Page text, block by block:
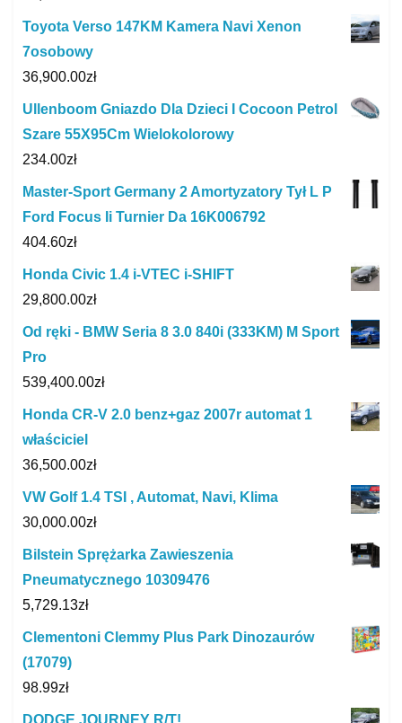
Toyota Verso 147KM Kamera Navi Xenon
7osobowy
36,900.00zł
Ullenboom Gniazdo Dla Dzieci I Cocoon Petrol
Szare 55X95Cm Wielokolorowy
234.00zł
Master-Sport Germany 2 Amortyzatory Tył L P
Ford Focus Ii Turnier Da 16K006792
404.60zł
Honda Civic 1.4 i-VTEC i-SHIFT
29,800.00zł
Od ręki - BMW Seria 8 3.0 840i (333KM) M Sport
Pro
539,400.00zł
Honda CR-V 2.0 benz+gaz 2007r automat 1
właściciel
36,500.00zł
VW Golf 1.4 TSI , Automat, Navi, Klima
30,000.00zł
Bilstein Sprężarka Zawieszenia
Pneumatycznego 10309476
5,729.13zł
Clementoni Clemmy Plus Park Dinozaurów
(17079)
98.99zł
DODGE JOURNEY R/T!